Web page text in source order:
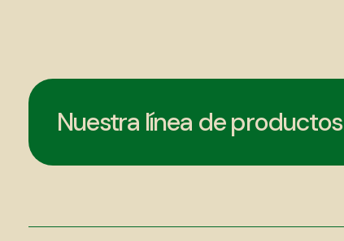
Nuestra línea de productos